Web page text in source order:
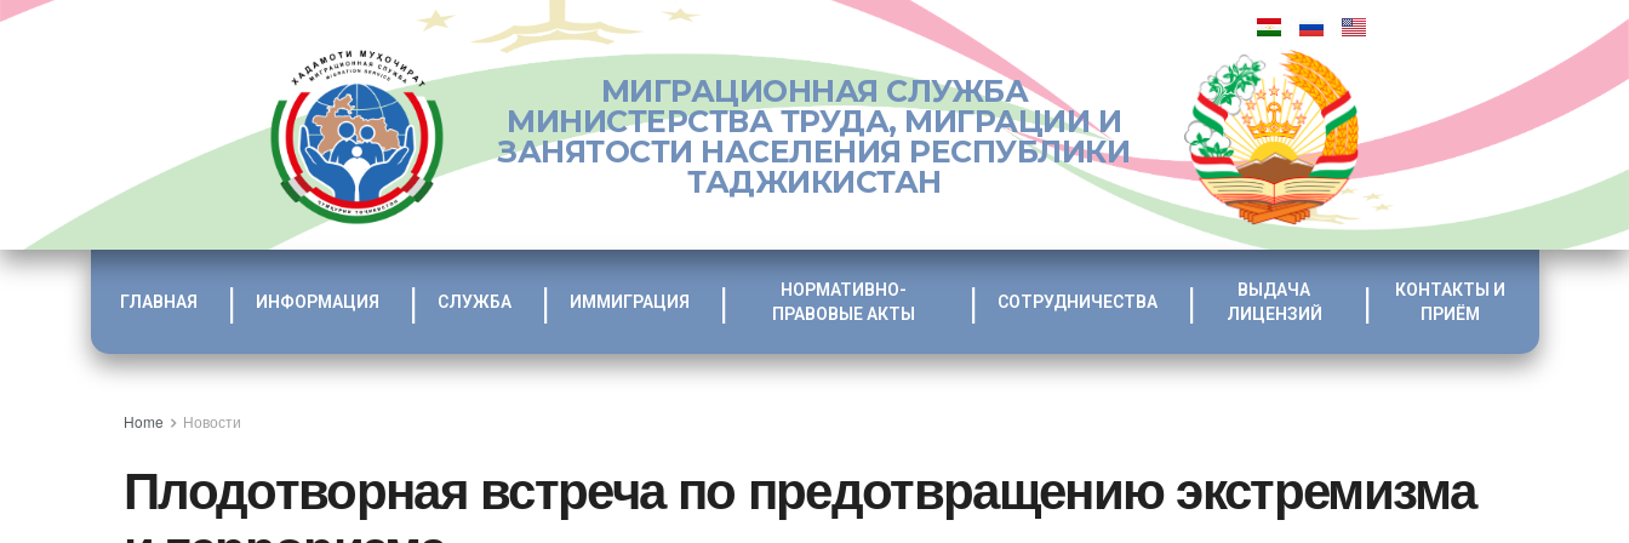
МИГРАЦИОННАЯ СЛУЖБА
МИНИСТЕРСТВА ТРУДА, МИГРАЦИИ И
ЗАНЯТОСТИ НАСЕЛЕНИЯ РЕСПУБЛИКИ
ТАДЖИКИСТАН
ГЛАВНАЯ ИНФОРМАЦИЯ СЛУЖБА ИММИГРАЦИЯ
НОРМАТИВНО-
ПРАВОВЫЕ АКТЫ
СОТРУДНИЧЕСТВА
ВЫДАЧА
ЛИЦЕНЗИЙ
КОНТАКТЫ И
ПРИЁМ
Home Новости
Плодотворная встреча по предотвращению экстремизма